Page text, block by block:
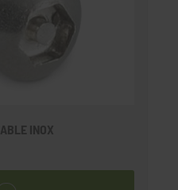
INOX